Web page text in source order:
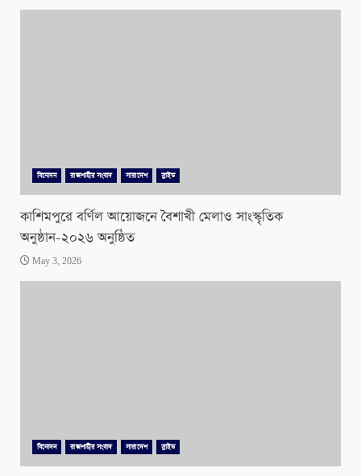
বিনোদন রাজশাহীর সংবাদ সারাদেশ স্লাইড
কাশিমপুরে বর্ণিল আয়োজনে বৈশাখী মেলাও সাংস্কৃতিক
অনুষ্ঠান-২০২৬ অনুষ্ঠিত
May 3, 2026
বিনোদন রাজশাহীর সংবাদ সারাদেশ স্লাইড